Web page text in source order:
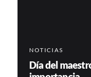
NOTICIAS
Día del